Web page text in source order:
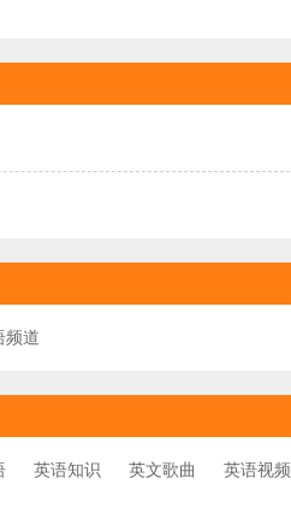
频道
英语知识 英文歌曲 英语视频